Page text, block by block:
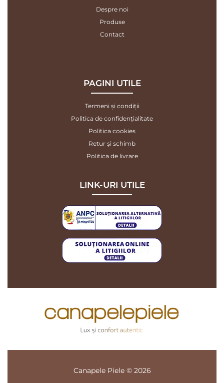
Despre noi
Produse
Contact
PAGINI UTILE
Termeni și condiții
Politica de confidențialitate
Politica cookies
Retur și schimb
Politica de livrare
LINK-URI UTILE
Canapele Piele © 2026